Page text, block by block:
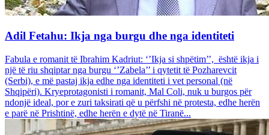
Adil Fetahu: Ikja nga burgu dhe nga identiteti
Fabula e romanit të Ibrahim Kadriut: ‘’Ikja si shpëtim’’, është ikja i
një të riu shqiptar nga burgu ‘’Zabela’’ i qytetit të Pozharevcit
(Serbi), e më pastaj ikja edhe nga identiteti i vet personal (në
Shqipëri). Kryeprotagonisti i romanit, Mal Coli, nuk u burgos për
ndonjë ideal, por e zuri taksirati që u përfshi në protesta, edhe herën
e parë në Prishtinë, edhe herën e dytë në Tiranë...